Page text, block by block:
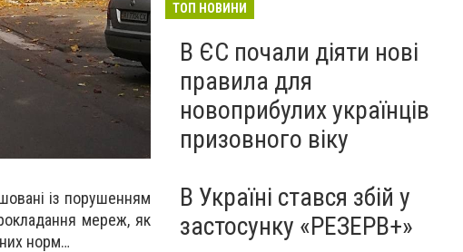
із порушенням
мереж, як
норм…
ТОП НОВИНИ
В ЄС почали діяти нові
правила для
новоприбулих українців
призовного віку
В Україні стався збій у
застосунку «РЕЗЕРВ+»